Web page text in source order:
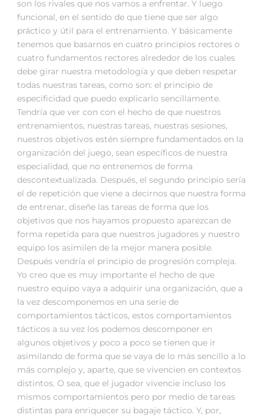
son los rivales que nos vamos a enfrentar. Y luego
funcional, en el sentido de que tiene que ser algo
práctico y útil para el entrenamiento. Y básicamente
tenemos que basarnos en cuatro principios rectores o
cuatro fundamentos rectores alrededor de los cuales
debe girar nuestra metodología y que deben respetar
todas nuestras tareas, como son: el principio de
especificidad que puedo explicarlo sencillamente.
Tendría que ver con con el hecho de que nuestros
entrenamientos, nuestras tareas, nuestras sesiones,
nuestros objetivos estén siempre fundamentados en la
organización del juego, sean específicos de nuestra
especialidad, que no entrenemos de forma
descontextualizada. Después, el segundo principio sería
el de repetición que viene a decirnos que nuestra forma
de entrenar, diseñe las tareas de forma que los
objetivos que nos hayamos propuesto aparezcan de
forma repetida para que nuestros jugadores y nuestro
equipo los asimilen de la mejor manera posible.
Después vendría el principio de progresión compleja.
Yo creo que es muy importante el hecho de que
nuestro equipo vaya a adquirir una organización, que a
la vez descomponemos en una serie de
comportamientos tácticos, estos comportamientos
tácticos a su vez los podemos descomponer en
algunos objetivos y poco a poco se tienen que ir
asimilando de forma que se vaya de lo más sencillo a lo
más complejo y, aparte, que se vivencien en contextos
distintos. O sea, que el jugador vivencie incluso los
mismos comportamientos pero por medio de tareas
distintas para enriquecer su bagaje táctico. Y, por,